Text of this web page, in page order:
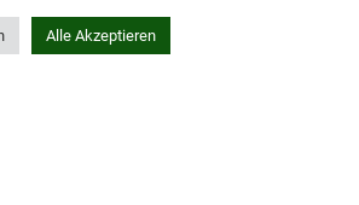
Alle Akzeptieren